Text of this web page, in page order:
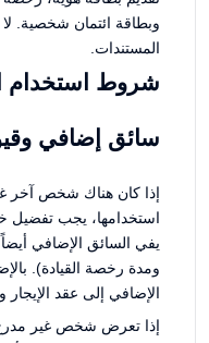
وبطاقة ائتمان شخصية. لا
المستندات.
شروط استخدام
سائق إضافي
إذا كان هناك شخص آخر
استخدامها، يجب تفضيل
يفي السائق الإضافي
ومدة رخصة القيادة).
الإضافي إلى عقد
إذا تعرض شخص غير مدرج